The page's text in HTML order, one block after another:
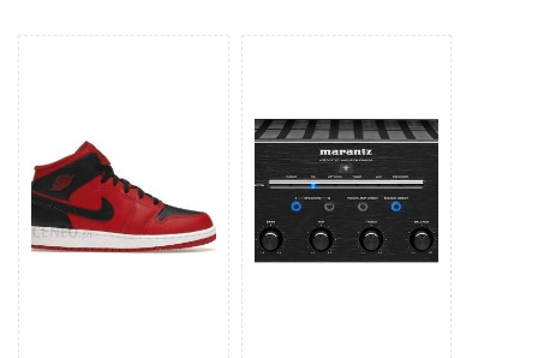
obiektyw apgo
(CSKINAPG